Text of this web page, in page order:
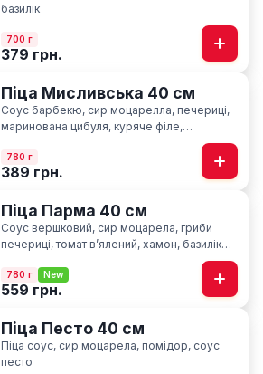
базилік
700 г
379 грн.
Піца Мисливська 40 см
Соус барбекю, сир моцарелла, печериці,
маринована цибуля, куряче філе,
мисливські ковбаски, ароматна петрушка
780 г
389 грн.
Піца Парма 40 см
Соус вершковий, сир моцарела, гриби
печериці, томат вʼялений, хамон, базилік
780 г New
559 грн.
Піца Песто 40 см
Піца соус, сир моцарела, помідор, соус
песто